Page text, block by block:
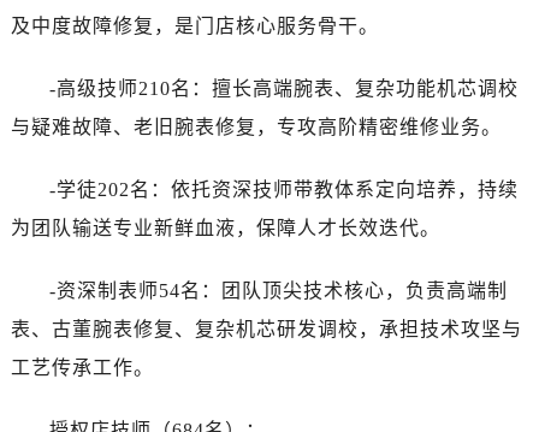
及中度故障修复，是门店核心服务骨干。
-高级技师210名：擅长高端腕表、复杂功能机芯调校
与疑难故障、老旧腕表修复，专攻高阶精密维修业务。
-学徒202名：依托资深技师带教体系定向培养，持续
为团队输送专业新鲜血液，保障人才长效迭代。
-资深制表师54名：团队顶尖技术核心，负责高端制
表、古董腕表修复、复杂机芯研发调校，承担技术攻坚与
工艺传承工作。